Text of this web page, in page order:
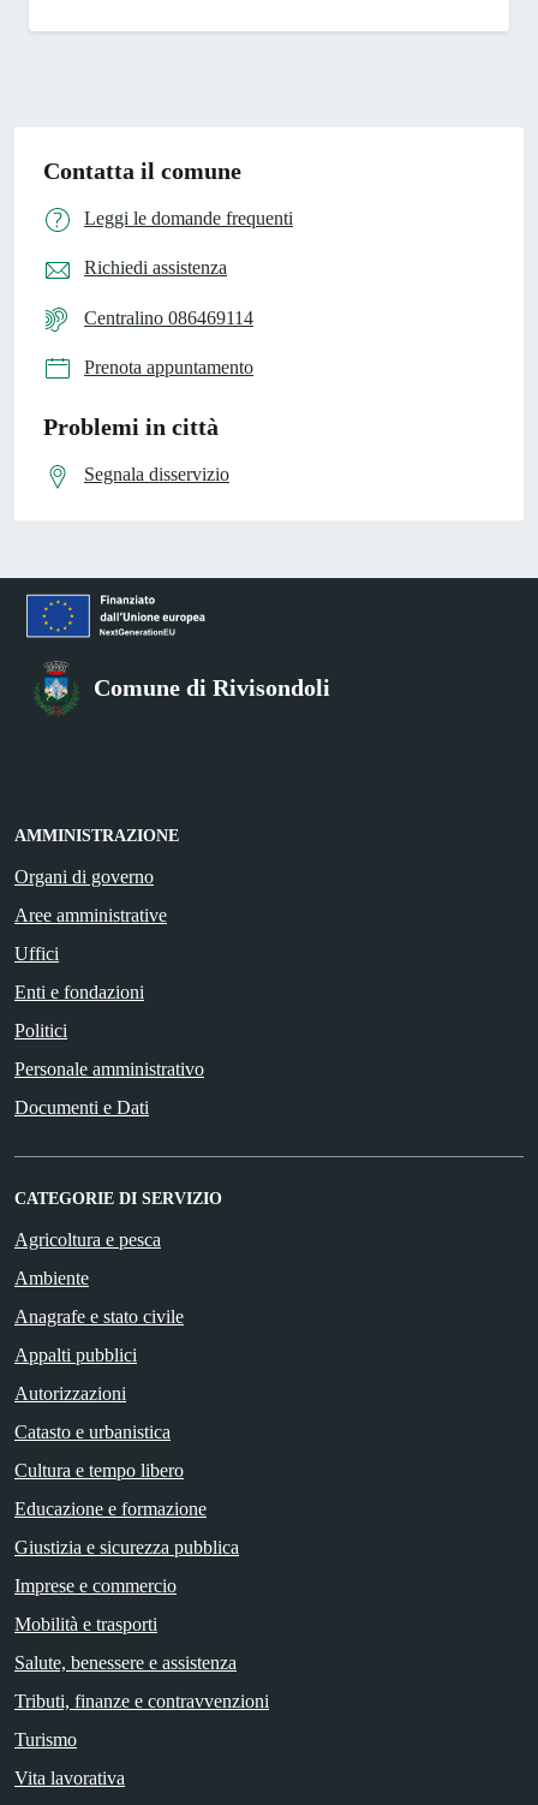
Contatta il comune
Leggi le domande frequenti
Richiedi assistenza
Centralino 086469114
Prenota appuntamento
Problemi in città
Segnala disservizio
Comune di Rivisondoli
AMMINISTRAZIONE
Organi di governo
Aree amministrative
Uffici
Enti e fondazioni
Politici
Personale amministrativo
Documenti e Dati
CATEGORIE DI SERVIZIO
Agricoltura e pesca
Ambiente
Anagrafe e stato civile
Appalti pubblici
Autorizzazioni
Catasto e urbanistica
Cultura e tempo libero
Educazione e formazione
Giustizia e sicurezza pubblica
Imprese e commercio
Mobilità e trasporti
Salute, benessere e assistenza
Tributi, finanze e contravvenzioni
Turismo
Vita lavorativa